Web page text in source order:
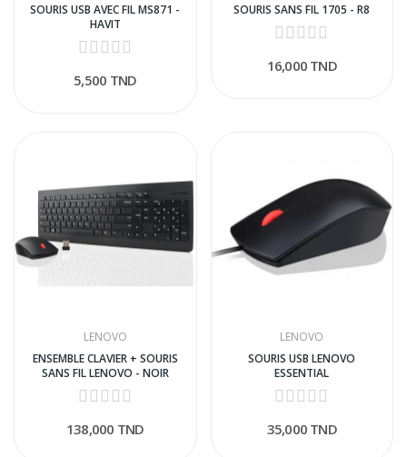
SOURIS USB AVEC FIL MS871 -
HAVIT
5,500 TND
SOURIS SANS FIL 1705 - R8
16,000 TND
LENOVO
ENSEMBLE CLAVIER + SOURIS
SANS FIL LENOVO - NOIR
138,000 TND
LENOVO
SOURIS USB LENOVO
ESSENTIAL
35,000 TND